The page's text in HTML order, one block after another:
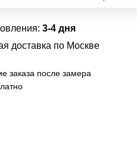
3-4 дня
доставка по Москве
заказа после замера